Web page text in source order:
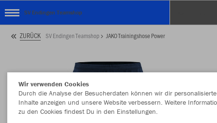
SV Endingen Teamshop
ZURÜCK SV Endingen Teamshop JAKO Trainingshose Power
Wir verwenden Cookies
Durch die Analyse der Besucherdaten können wir dir personalisierte
Inhalte anzeigen und unsere Website verbessern. Weitere
zu den Cookies findest Du in den Einstellungen.